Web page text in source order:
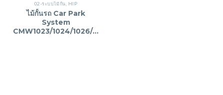
02-ระบบไม้กั้น HIP
ไม้กั้นรถ Car Park
System
CMW1023/1024/1026/1226